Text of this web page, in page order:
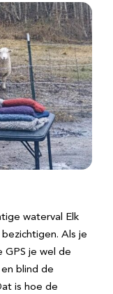
waterval Elk
Als je
GPS je wel de
blind de
is hoe de